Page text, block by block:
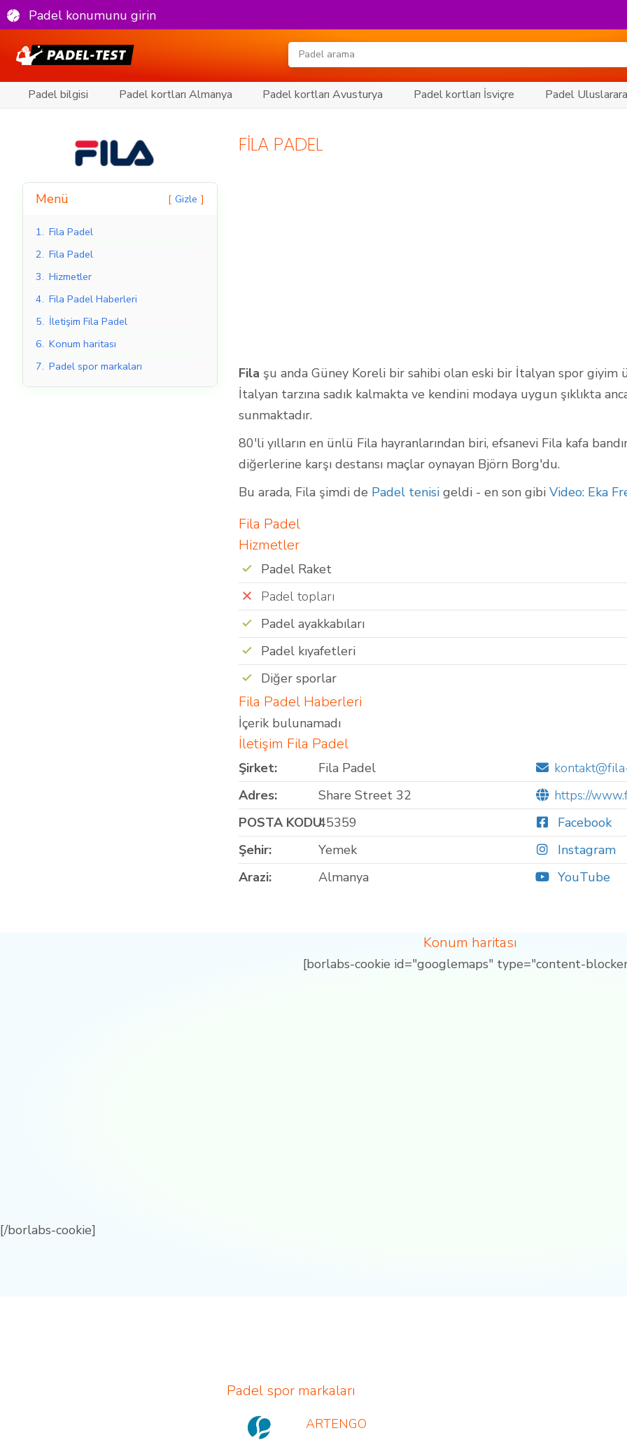
Padel konumunu girin
Padel bilgisi Padel kortları Almanya Padel kortları Avusturya Padel kortları İsviçre Padel
Menü Gizle
1. Fila Padel
2. Fila Padel
3. Hizmetler
4. Fila Padel Haberleri
5. İletişim Fila Padel
6. Konum haritası
7. Padel spor markaları
FILA PADEL
Fila şu anda Güney Koreli bir sahibi olan eski bir İtalyan spor giyim
İtalyan tarzına sadık kalmakta ve kendini modaya uygun şıklıkta
sunmaktadır.
80'li yılların en ünlü Fila hayranlarından biri, efsanevi Fila kafa
diğerlerine karşı destansı maçlar oynayan Björn Borg'du.
Bu arada, Fila şimdi de Padel tenisi geldi - en son gibi Video: Eka
Fila Padel
Hizmetler
Padel Raket
Padel topları
Padel ayakkabıları
Padel kıyafetleri
Diğer sporlar
Fila Padel Haberleri
İçerik bulunamadı
İletişim Fila Padel
Şirket:
Fila Padel
Adres:
Share Street 32
POSTA KODU:45359
Şehir:
Yemek
Arazi:
Almanya
https://
Facebook
Instagram
YouTube
Konum haritası
[borlabs-cookie id="googlemaps" type="content-
[/borlabs-cookie]
Padel spor markaları
ARTENGO
Kapalı Padel Kortları Açık Padel Kortları